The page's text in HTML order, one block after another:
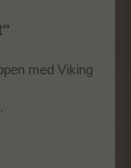
med Viking